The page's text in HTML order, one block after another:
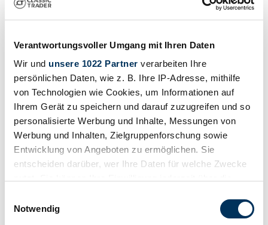
Verantwortungsvoller Umgang mit Ihren Daten
Wir und unsere 1022 Partner verarbeiten Ihre
persönlichen Daten, wie z. B. Ihre IP-Adresse, mithilfe
von Technologien wie Cookies, um Informationen auf
Ihrem Gerät zu speichern und darauf zuzugreifen und so
personalisierte Werbung und Inhalte, Messungen von
Werbung und Inhalten, Zielgruppenforschung sowie
Entwicklung von Angeboten zu ermöglichen. Sie
entscheiden darüber, wer Ihre Daten für welche Zwecke
Trigger Symbol ändern oder widerrufen
Notwendig
Private seller
Body style